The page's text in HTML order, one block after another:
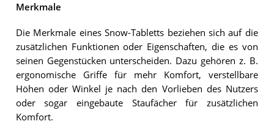
Merkmale
Die Merkmale eines Snow-Tabletts beziehen sich auf die
zusätzlichen Funktionen oder Eigenschaften, die es von
seinen Gegenstücken unterscheiden. Dazu gehören z. B.
ergonomische Griffe für mehr Komfort, verstellbare
Höhen oder Winkel je nach den Vorlieben des Nutzers
oder sogar eingebaute Staufächer für zusätzlichen
Komfort.